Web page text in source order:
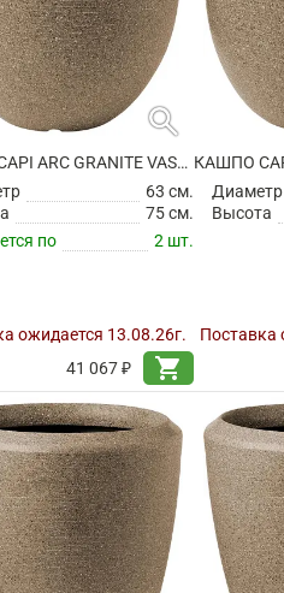
search
КАШПО CAPI ARC GRANITE VASE ELEGANT DELUXE WARM TAUPE
63 см.
75 см.
по
2 шт.
ожидается 13.08.26г.
41 067 ₽
shopping_cart
Диаметр
Высота
Поставка